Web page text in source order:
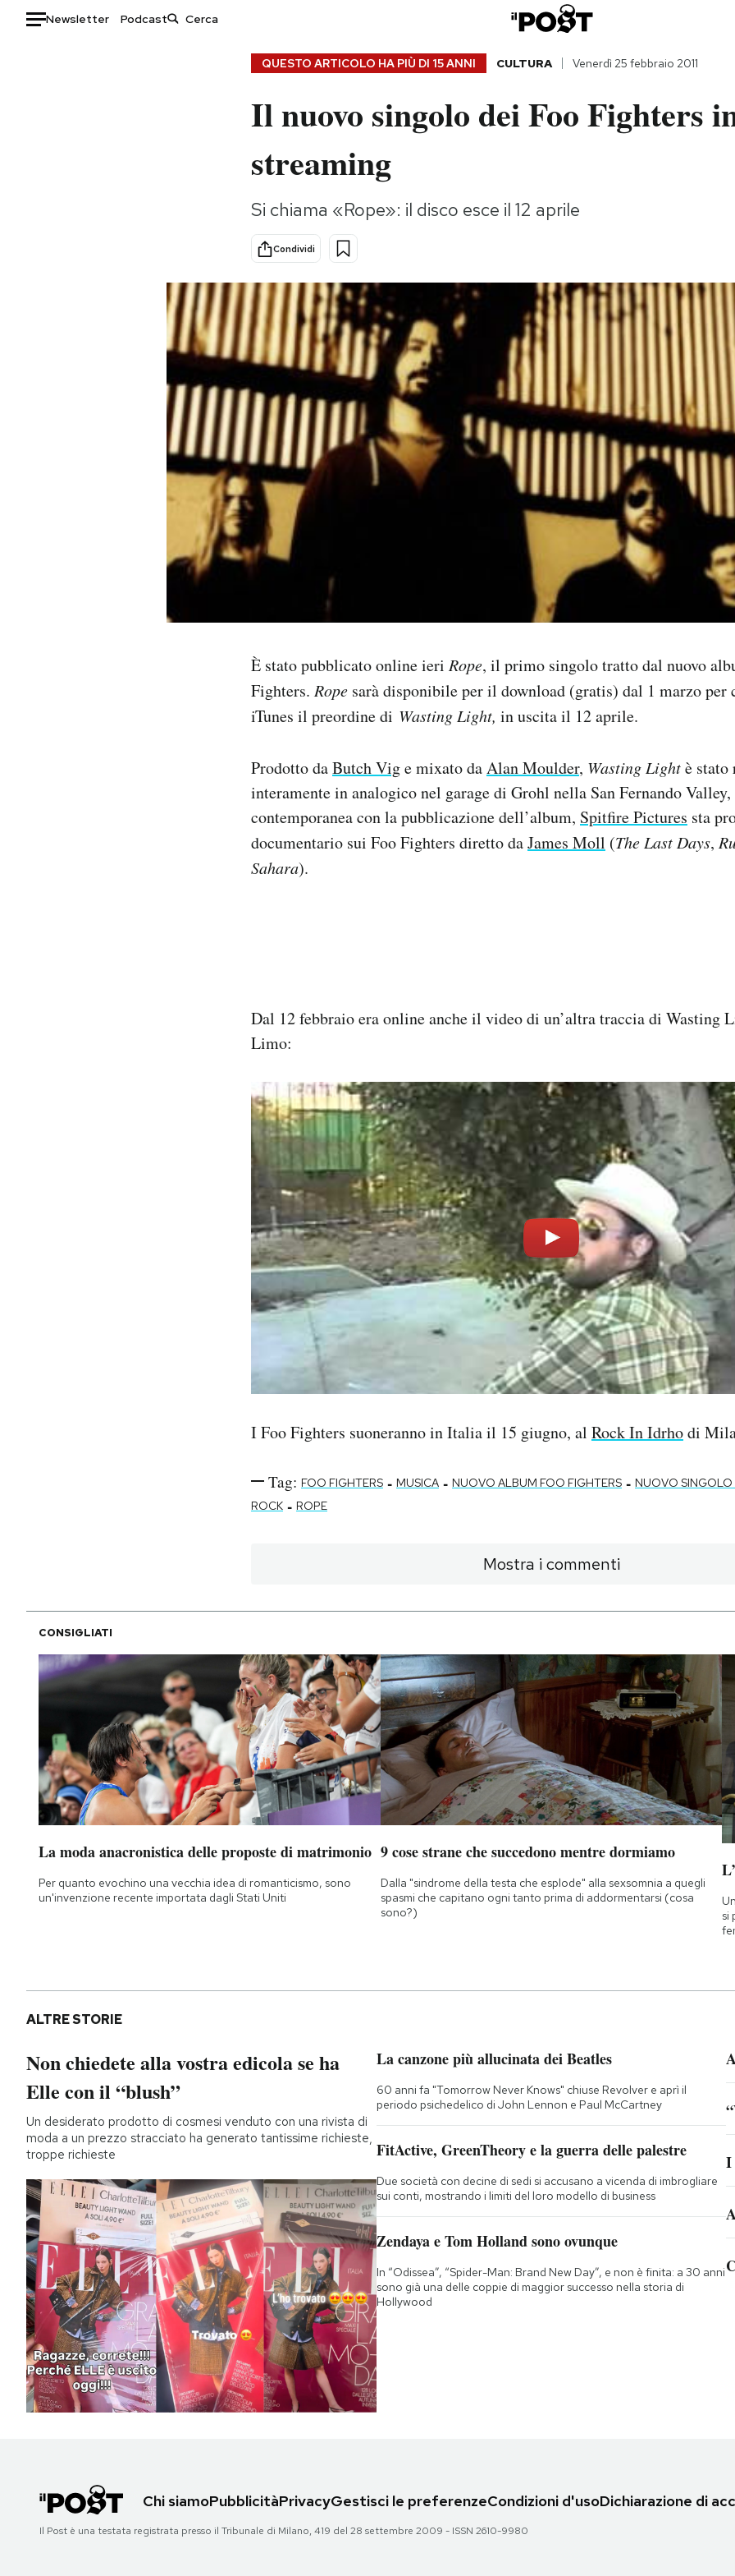
Newsletter Podcast
Storie/Idee
Ok Boomer!
Europa
Altrecose
Mondiali calcio 2026
QUESTO ARTICOLO HA PIÙ DI 15 ANNI CULTURA Venerdì 25 febbraio 2011
Il nuovo singolo dei Foo Fighters
streaming
Si chiama «Rope»: il disco esce il 12 aprile
Condividi
È stato pubblicato online ieri Rope, il primo singolo tratto dal nuovo
Fighters. Rope sarà disponibile per il download (gratis) dal 1 marzo per
iTunes il preordine di Wasting Light, in uscita il 12 aprile.
Prodotto daButch Vige mixato daAlan Moulder, Wasting Lightè stato
interamente in analogico nel garage di Grohl nella San Fernando
contemporanea con la pubblicazione dell’album, Spitfire Pictures sta
documentario sui Foo Fighters diretto daJames Moll (The Last Days,
Sahara).
Dal 12 febbraio era online anche il video di un’altra traccia di Wasting
Limo:
I Foo Fighters suoneranno in Italia il 15 giugno, al Rock In Idrhodi
Tag: FOO FIGHTERS - MUSICA - NUOVO ALBUM FOO FIGHTERS - NUOVO SINGOLO
ROCK - ROPE
Mostra i commenti
CONSIGLIATI
La moda anacronistica delle proposte di matrimonio
Per quanto evochino una vecchia idea di romanticismo, sono
un'invenzione recente importata dagli Stati Uniti
9 cose strane che succedono mentre dormiamo
Dalla "sindrome della testa che esplode" alla sexsomnia a quegli
spasmi che capitano ogni tanto prima di addormentarsi (cosa
sono?)
si
ALTRE STORIE
Non chiedete alla vostra edicola se ha
Elle con il “blush”
Un desiderato prodotto di cosmesi venduto con una rivista di
moda a un prezzo stracciato ha generato tantissime richieste,
troppe richieste
La canzone più allucinata dei Beatles
60 anni fa "Tomorrow Never Knows" chiuse Revolver e aprì il
periodo psichedelico di John Lennon e Paul McCartney
FitActive, GreenTheory e la guerra delle palestre
Due società con decine di sedi si accusano a vicenda di imbrogliare
sui conti, mostrando i limiti del loro modello di business
Zendaya e Tom Holland sono ovunque
In “Odissea”, “Spider-Man: Brand New Day”, e non è finita: a 30 anni
sono già una delle coppie di maggior successo nella storia di
Hollywood
I
Chi siamoPubblicitàPrivacyGestisci le preferenzeCondizioni d'usoDichiarazione di
Il Post è una testata registrata presso il Tribunale di Milano, 419 del 28 settembre 2009 - ISSN 2610-9980